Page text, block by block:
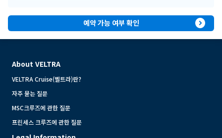
예약 가능 여부 확인 expand_circle_right
About VELTRA
VELTRA Cruise(벨트라)란?
자주 묻는 질문
MSC크루즈에 관한 질문
프린세스 크루즈에 관한 질문